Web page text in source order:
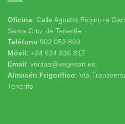
Oficina: Calle Agustín Espinoza
Santa Cruz de Tenerife
Teléfono 902 052 899
Móvil: +34 634 836 817
Email: ventas@vegesan.es
Almacén Frigorífico: Vía
Tenerife